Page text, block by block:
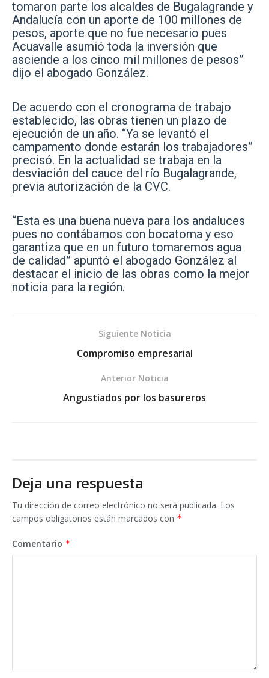
tomaron parte los alcaldes de Bugalagrande y
Andalucía con un aporte de 100 millones de
pesos, aporte que no fue necesario pues
Acuavalle asumió toda la inversión que
asciende a los cinco mil millones de pesos”
dijo el abogado González.
De acuerdo con el cronograma de trabajo
establecido, las obras tienen un plazo de
ejecución de un año. “Ya se levantó el
campamento donde estarán los trabajadores”
precisó. En la actualidad se trabaja en la
desviación del cauce del río Bugalagrande,
previa autorización de la CVC.
“Esta es una buena nueva para los andaluces
pues no contábamos con bocatoma y eso
garantiza que en un futuro tomaremos agua
de calidad” apuntó el abogado González al
destacar el inicio de las obras como la mejor
noticia para la región.
Siguiente Noticia
Compromiso empresarial
Anterior Noticia
Angustiados por los basureros
Deja una respuesta
Tu dirección de correo electrónico no será publicada. Los
campos obligatorios están marcados con *
Comentario *